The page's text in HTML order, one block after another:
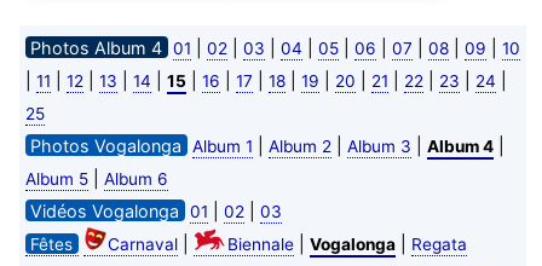
Photos Album 4 01 02 03 04 05| 06 07 08| 09 10
11 12 13 14 15 16 17 18| 19 20 21 22 23 24
25
Photos Vogalonga Album 1 Album 2 Album 3 Album 4|
Album 5| Album 6
Vidéos Vogalonga 01 02
03
Fêtes
Carnaval| Biennale| Vogalonga|
Regata